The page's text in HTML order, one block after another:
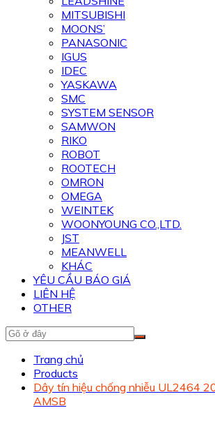
MITSUBISHI
MOONS’
PANASONIC
IGUS
IDEC
YASKAWA
SMC
SYSTEM SENSOR
SAMWON
RIKO
ROBOT
ROOTECH
OMRON
OMEGA
WEINTEK
WOONYOUNG CO.,LTD.
JST
MEANWELL
KHÁC
YÊU CẦU BÁO GIÁ
LIÊN HỆ
OTHER
Trang chủ
Products
Dây tín hiệu chống nhiễu UL2464
AMSB